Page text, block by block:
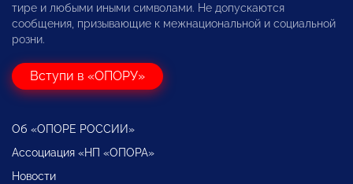
тире и любыми иными символами. Не допускаются
сообщения, призывающие к межнациональной и социальной
розни.
Вступи в «ОПОРУ»
Об «ОПОРЕ РОССИИ»
Ассоциация «НП «ОПОРА»
Новости